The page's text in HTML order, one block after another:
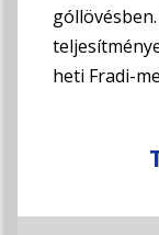
heti Fradi-